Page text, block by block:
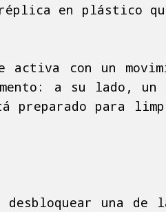
en plástico
activa con un
a su lado, un
preparado para
una de